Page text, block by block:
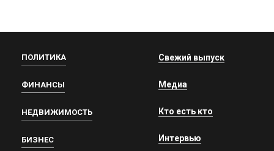
ПОЛИТИКА
ФИНАНСЫ
НЕДВИЖИМОСТЬ
БИЗНЕС
Свежий выпуск
Медиа
Кто есть кто
Интервью